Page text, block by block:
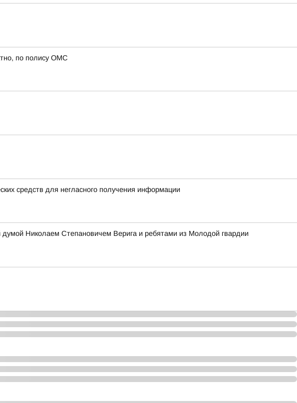
по полису ОМС
средств для негласного получения информации
Николаем Степановичем Верига и ребятами из Молодой гвардии